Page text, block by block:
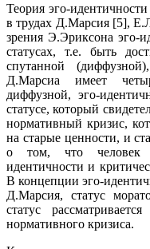
Теория эго-
в трудах Д.Марсия [5],
зрения Э.Эриксона эго-
статусах, т.е. быть
спутанной
Д.Марсиа имеет
диффузной, эго-
статусе, который
нормативный кризис,
на старые ценности, и
о том, что человек
идентичности и
В концепции эго-
Д.Марсия, статус
статус
нормативного кризиса.